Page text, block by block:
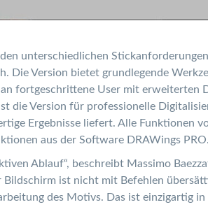
unterschiedlichen
Die Version bietet grundlegende
fortgeschrittene User mit erweiterten
die Version für professionelle
Ergebnisse liefert. Alle Funktionen
aus der Software DRAWings PRO.
Ablauf“, beschreibt Massimo
ist nicht mit Befehlen
des Motivs. Das ist einzigartig in